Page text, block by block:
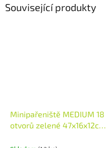
Související produkty
Minipařeniště MEDIUM 18
otvorů zelené 47x16x12cm